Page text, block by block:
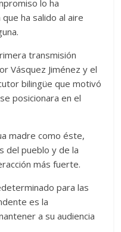
lo ha
ha salido al aire
transmisión
Vásquez Jiménez y el
bilingüe que motivó
posicionara en el
madre como éste,
del pueblo y de la
más fuerte.
para las
es la
a su audiencia